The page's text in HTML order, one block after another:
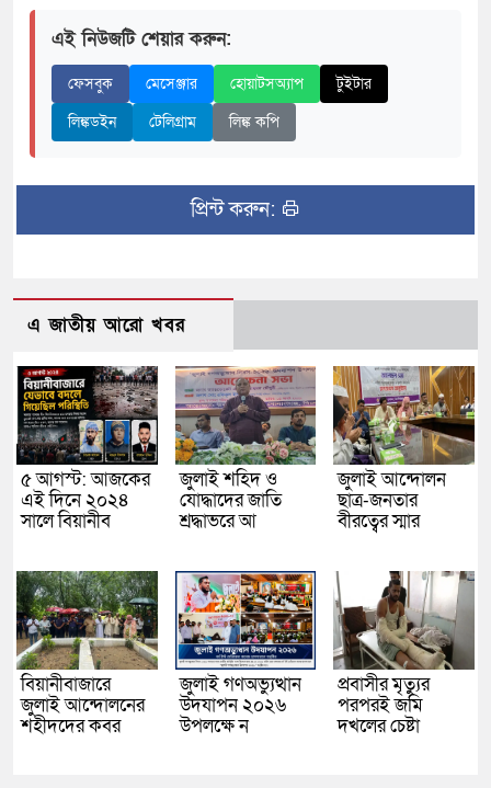
এই নিউজটি শেয়ার করুন:
ফেসবুক মেসেঞ্জার হোয়াটসঅ্যাপ
টুইটার
লিঙ্কডইন
টেলিগ্রাম লিঙ্ক কপি
প্রিন্ট করুন:
এ জাতীয় আরো খবর
৫ আগস্ট: আজকের
এই দিনে ২০২৪
সালে বিয়ানীব
জুলাই শহিদ ও
যোদ্ধাদের জাতি
শ্রদ্ধাভরে আ
জুলাই আন্দোলন
ছাত্র-জনতার
বীরত্বের স্মার
বিয়ানীবাজারে
জুলাই আন্দোলনের
শহীদদের কবর
জুলাই গণঅভ্যুত্থান
উদযাপন ২০২৬
উপলক্ষে ন
প্রবাসীর মৃত্যুর
পরপরই জমি
দখলের চেষ্টা